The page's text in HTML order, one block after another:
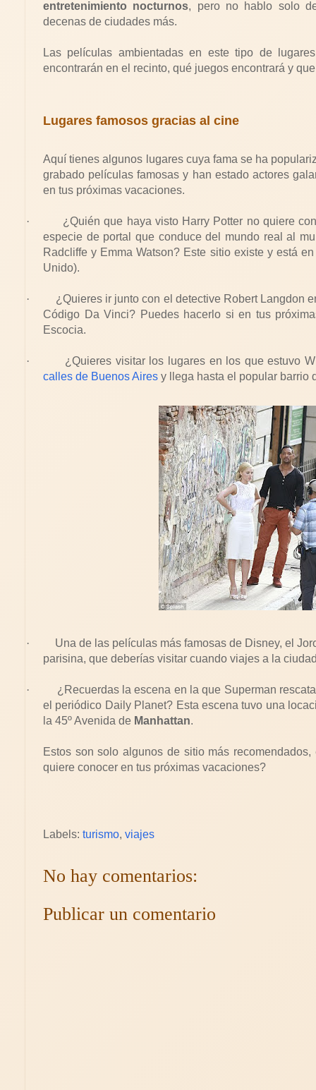
entretenimiento nocturnos, pero no hablo solo
decenas de ciudades más.
Las películas ambientadas en este tipo de
encontrarán en el recinto, qué juegos encontrará y
Lugares famosos gracias al cine
Aquí tienes algunos lugares cuya fama se ha
grabado películas famosas y han estado actores
en tus próximas vacaciones.
·
¿Quién que haya visto Harry Potter no quiere
especie de portal que conduce del mundo real al
Radcliffe y Emma Watson? Este sitio existe y está
Unido).
·
¿Quieres ir junto con el detective Robert Langdon
Código Da Vinci? Puedes hacerlo si en tus
Escocia.
·
¿Quieres visitar los lugares en los que estuvo
calles de Buenos Aires y llega hasta el popular barrio
·
Una de las películas más famosas de Disney, el
parisina, que deberías visitar cuando viajes a la
·
¿Recuerdas la escena en la que Superman
el periódico Daily Planet? Esta escena tuvo una
la 45º Avenida de Manhattan.
Estos son solo algunos de sitio más
quiere conocer en tus próximas vacaciones?
Labels: turismo, viajes
No hay comentarios:
Publicar un comentario